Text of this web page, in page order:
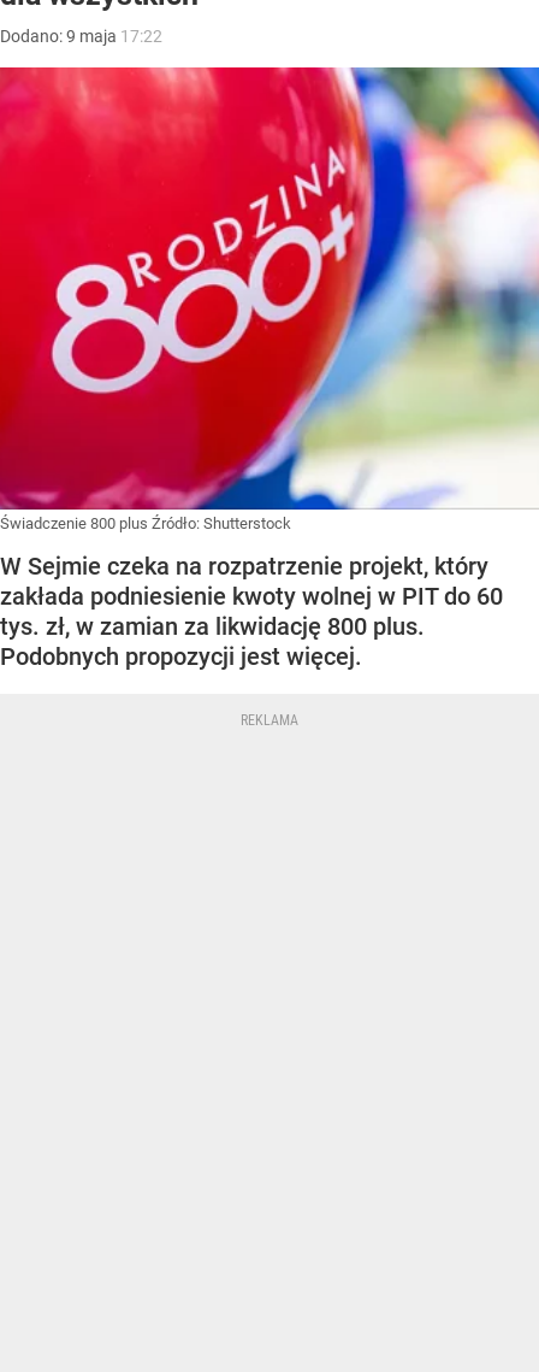
Dodano:9 maja 17:22
Świadczenie 800 plus Źródło: Shutterstock
W Sejmie czeka na rozpatrzenie projekt, który
zakłada podniesienie kwoty wolnej w PIT do 60
tys. zł, w zamian za likwidację 800 plus.
Podobnych propozycji jest więcej.